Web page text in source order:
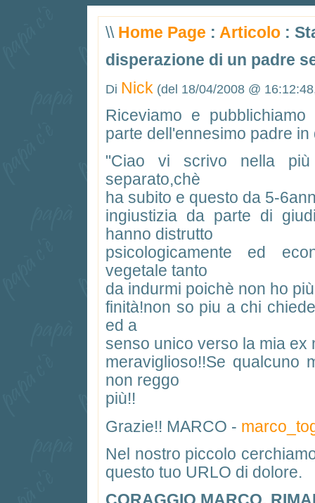
\\ Home Page : Articolo :
disperazione di un padre
Di Nick (del 18/04/2008 @
Riceviamo e
parte dell'ennesimo padre in
"Ciao vi scrivo nella
separato,chè
ha subito e questo da 5-
ingiustizia da parte di
hanno distrutto
psicologicamente ed
vegetale tanto
da indurmi poichè non ho
finità!non so piu a chi
ed a
senso unico verso la mia ex
meraviglioso!!Se qualcuno
non reggo
più!!
Grazie!! MARCO -
Nel nostro piccolo
questo tuo URLO di dolore.